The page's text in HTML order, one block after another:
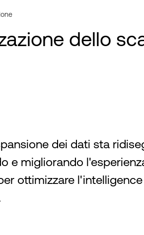
dello
dei dati sta
e migliorando
ottimizzare